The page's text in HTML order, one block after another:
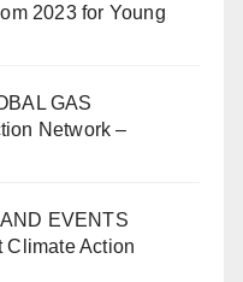
2023 for Young
GAS
Network –
EVENTS
Climate Action